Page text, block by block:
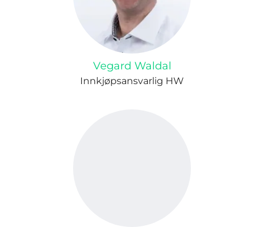
Vegard Waldal
Innkjøpsansvarlig HW